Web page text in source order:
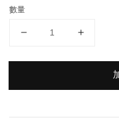
數量